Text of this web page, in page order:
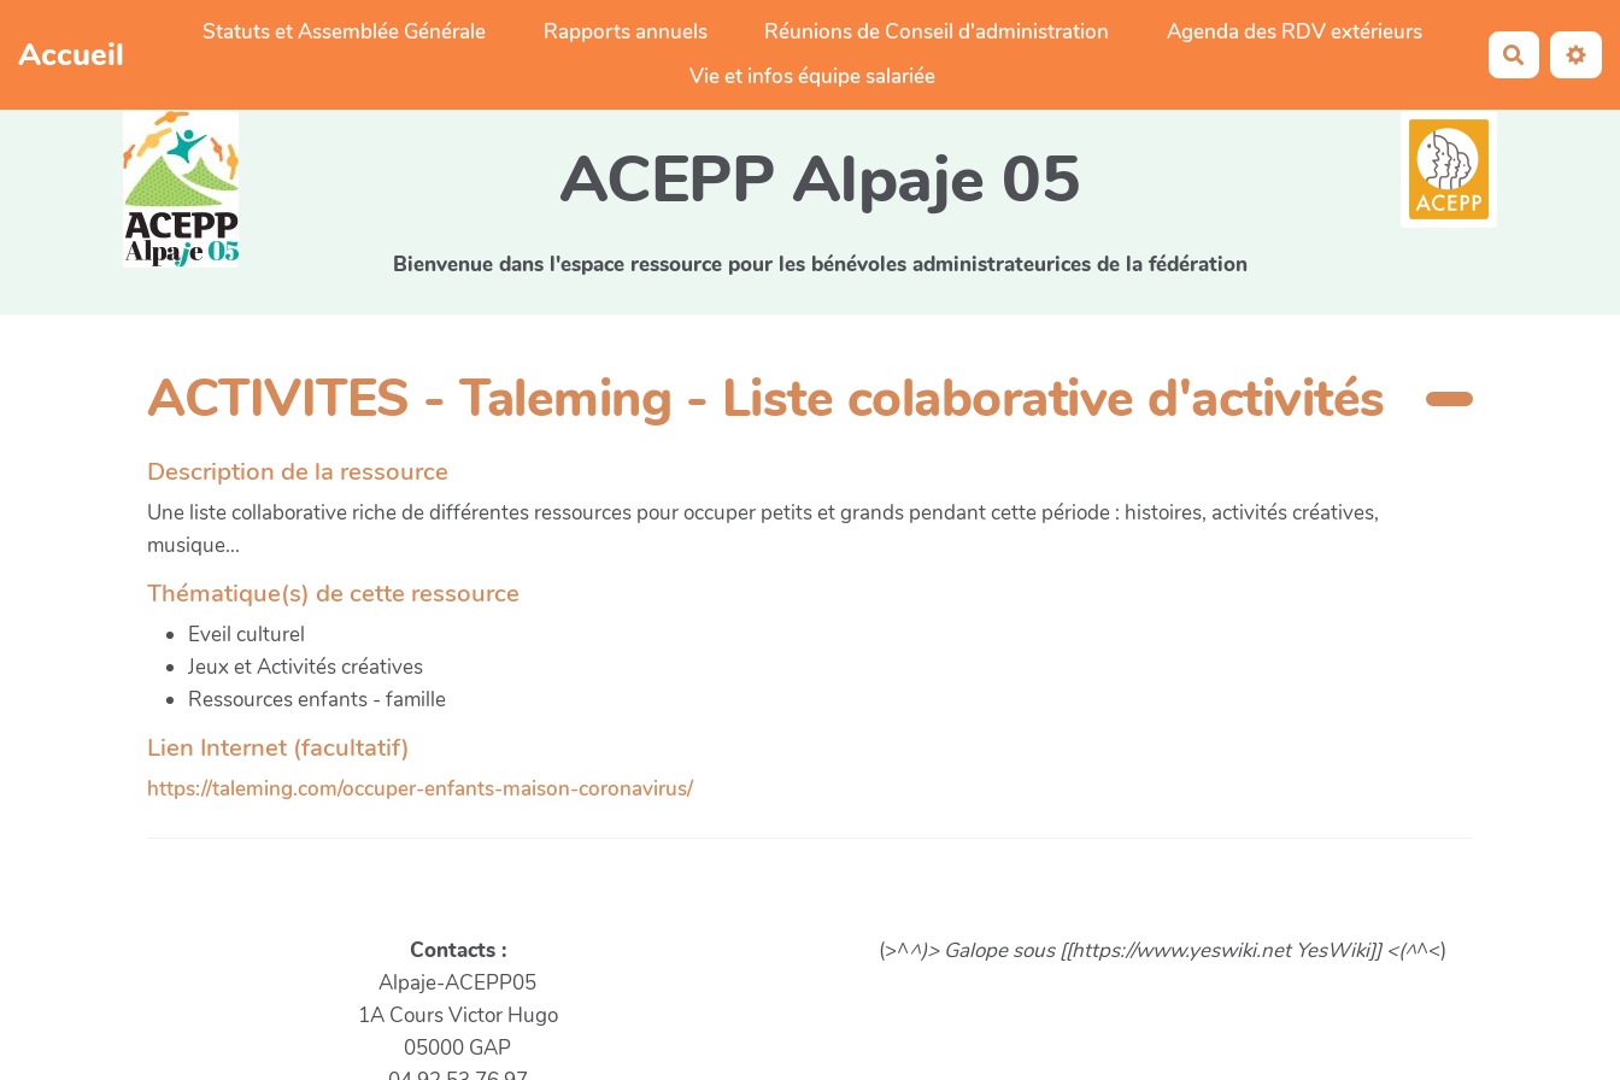
Accueil
Statuts et Assemblée Générale Rapports annuels Réunions de Conseil d'administration
Agenda des RDV extérieurs
Vie et infos équipe salariée
ACEPP Alpaje 05
Bienvenue dans l'espace ressource pour les bénévoles administrateurices de la fédération
ACTIVITES - Taleming - Liste colaborative d'activités
Description de la ressource
Une liste collaborative riche de différentes ressources pour occuper petits et grands pendant cette période : histoires, activités créatives,
musique...
Thématique(s) de cette ressource
Eveil culturel
Jeux et Activités créatives
Ressources enfants - famille
Lien Internet (facultatif)
https://taleming.com/occuper-enfants-maison-coronavirus/
Contacts :
Alpaje-ACEPP05
1A Cours Victor Hugo
05000 GAP
(>^^)> Galope sous [[https://www.yeswiki.net YesWiki]] <(^^<)